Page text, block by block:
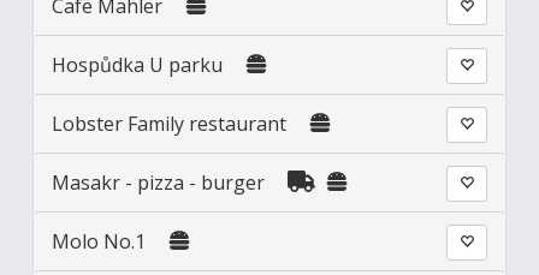
Cafe Mahler
Hospůdka U parku
Lobster Family restaurant
Masakr - pizza - burger
Molo No.1